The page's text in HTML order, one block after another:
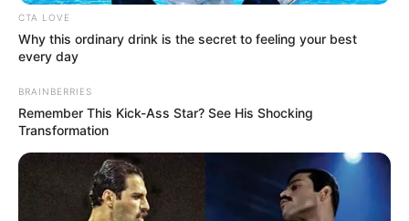
Περισσότερα νέα από την Εύβοια
Ημέρες και ώρα
πληρωμή;
Συντάξεις Σεπτεμβρίου 2026 πληρωμή
CTA LOVE
Why this ordinary drink is the secret to feeling your best
every day
BRAINBERRIES
Remember This Kick-Ass Star? See His Shocking
Transformation